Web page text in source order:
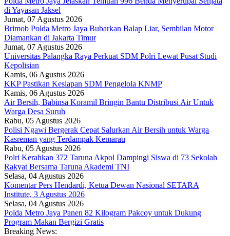
di Yayasan Jaksel
Jumat, 07 Agustus 2026
Brimob Polda Metro Jaya Bubarkan Balap Liar, Sembilan Motor
Diamankan di Jakarta Timur
Jumat, 07 Agustus 2026
Universitas Palangka Raya Perkuat SDM Polri Lewat Pusat Studi
Kepolisian
Kamis, 06 Agustus 2026
KKP Pastikan Kesiapan SDM Pengelola KNMP
Kamis, 06 Agustus 2026
Air Bersih, Babinsa Koramil Bringin Bantu Distribusi Air Untuk
Warga Desa Suruh
Rabu, 05 Agustus 2026
Polisi Ngawi Bergerak Cepat Salurkan Air Bersih untuk Warga
Kasreman yang Terdampak Kemarau
Rabu, 05 Agustus 2026
Polri Kerahkan 372 Taruna Akpol Dampingi Siswa di 73 Sekolah
Rakyat Bersama Taruna Akademi TNI
Selasa, 04 Agustus 2026
Komentar Pers Hendardi, Ketua Dewan Nasional SETARA
Institute, 3 Agustus 2026
Selasa, 04 Agustus 2026
Polda Metro Jaya Panen 82 Kilogram Pakcoy untuk Dukung
Program Makan Bergizi Gratis
Breaking News: